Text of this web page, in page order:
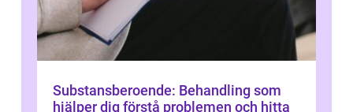
Substansberoende: Behandling som
hjälper dig förstå problemen och hitta